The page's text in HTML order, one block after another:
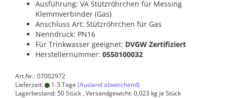
Ausführung: VA Stützröhrchen für Messing
Klemmverbinder (Gas)
Anschluss Art: Stützröhrchen für Gas
Nenndruck: PN16
Für Trinkwasser geeignet: DVGW Zertifiziert
Herstellernummer: 0550100032
Art.Nr.: 07002972
Lieferzeit:
1-3 Tage (Ausland abweichend)
Lagerbestand: 50 Stück , Versandgewicht:0,023 kg je Stück